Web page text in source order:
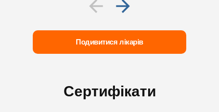
Подивитися лікарів
Сертифікати